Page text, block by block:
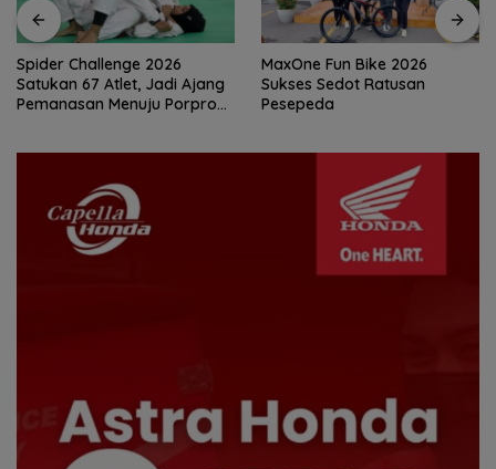
MaxOne Fun Bike 2026
Sukses Sedot Ratusan
Pesepeda
Jadikan Batam Destinasi
Sport Tourism, Wali Kota
Amsakar Achmad Siap